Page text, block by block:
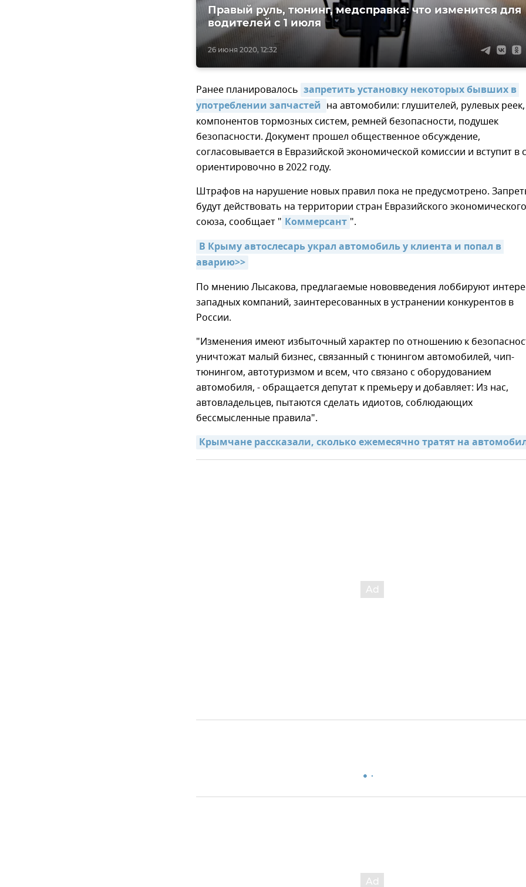
26 июня 2020, 12:32
Правый руль, тюнинг, медсправка: что изменится для
водителей с 1 июля
Ранее планировалось запретить установку некоторых бывших в
употреблении запчастей на автомобили: глушителей, рулевых реек,
компонентов тормозных систем, ремней безопасности, подушек
безопасности. Документ прошел общественное обсуждение,
согласовывается в Евразийской экономической комиссии и вступит в
ориентировочно в 2022 году.
Штрафов на нарушение новых правил пока не предусмотрено.
будут действовать на территории стран Евразийского экономического
союза, сообщает " Коммерсант ".
В Крыму автослесарь украл автомобиль у клиента и попал в
аварию>>
По мнению Лысакова, предлагаемые нововведения лоббируют
западных компаний, заинтересованных в устранении конкурентов в
России.
"Изменения имеют избыточный характер по отношению к
уничтожат малый бизнес, связанный с тюнингом автомобилей, чип-
тюнингом, автотуризмом и всем, что связано с оборудованием
автомобиля, - обращается депутат к премьеру и добавляет: Из нас,
автовладельцев, пытаются сделать идиотов, соблюдающих
бессмысленные правила".
Крымчане рассказали, сколько ежемесячно тратят на